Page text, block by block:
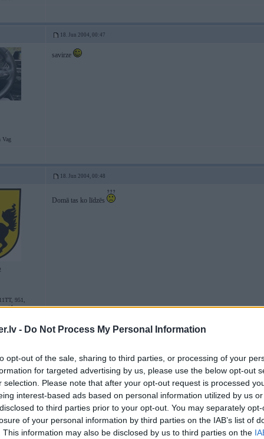
- Do Not Process My Personal Information
opt-out of the sale, sharing to third parties, or processing of your
for targeted advertising by us, please use the below opt-out
selection. Please note that after your opt-out request is processed
interest-based ads based on personal information utilized by us
to third parties prior to your opt-out. You may separately
of your personal information by third parties on the IAB’s list of
This information may also be disclosed by us to third parties on the
18. Jun 2004, 00:47
Vag
savirze
18. Jun 2004, 00:48
951,
t4
Domā tas ko līdzēs
Vot es nezinu , bet ja jau pa velti ta var meegjinaat moshka paliidzees ar , a
shkjibii staav...